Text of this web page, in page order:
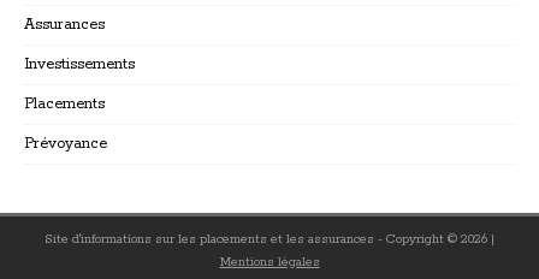
Assurances
Investissements
Placements
Prévoyance
Site d'informations sur les placements et les assurances - Copyright © 2026 |
Mentions légales